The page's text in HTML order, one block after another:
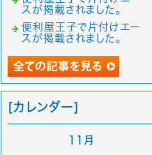
スが掲載されました。
便利屋王子で片付けエー
スが掲載されました。
[カレンダー]
11月